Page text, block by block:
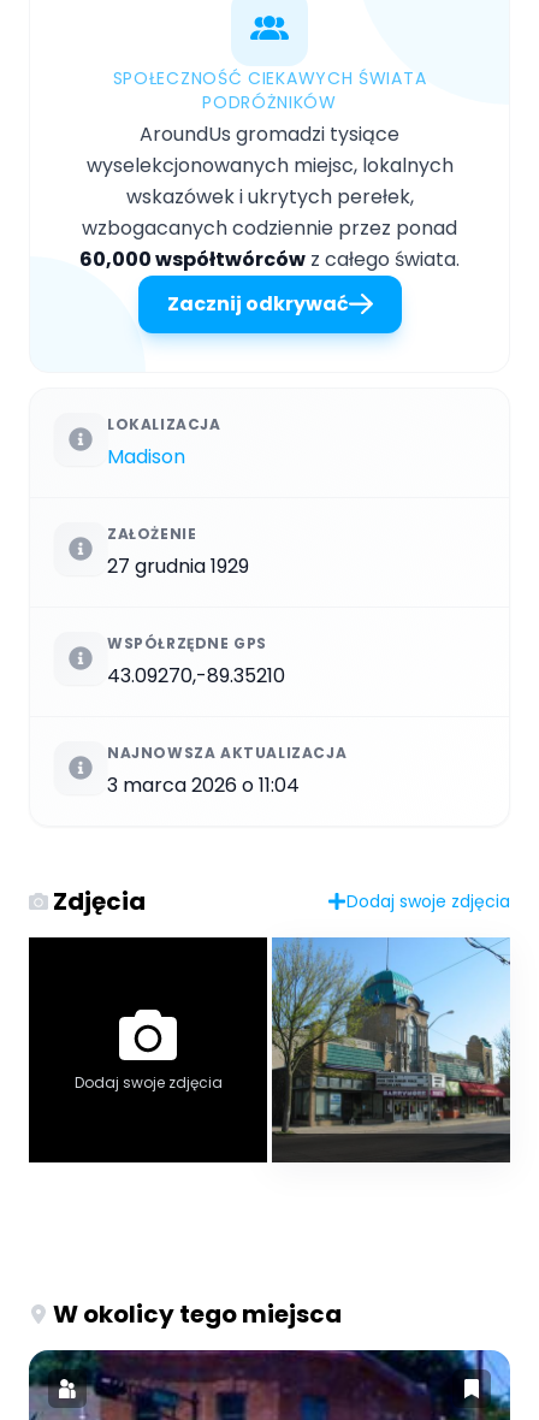
SPOŁECZNOŚĆ CIEKAWYCH ŚWIATA
PODRÓŻNIKÓW
AroundUs gromadzi tysiące
wyselekcjonowanych miejsc, lokalnych
wskazówek i ukrytych perełek,
wzbogacanych codziennie przez ponad
60,000 współtwórców z całego świata.
Zacznij odkrywać
LOKALIZACJA
Madison
ZAŁOŻENIE
27 grudnia 1929
WSPÓŁRZĘDNE GPS
43.09270,-89.35210
NAJNOWSZA AKTUALIZACJA
3 marca 2026 o 11:04
Zdjęcia Dodaj swoje zdjęcia
Dodaj swoje zdjęcia
W okolicy tego miejsca